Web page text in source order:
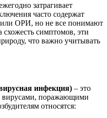
затрагивает
часто содержат
ОРИ, но не все понимают
схожесть симптомов, эти
что важно учитывать
инфекция) – это
вирусами, поражающими
относятся: